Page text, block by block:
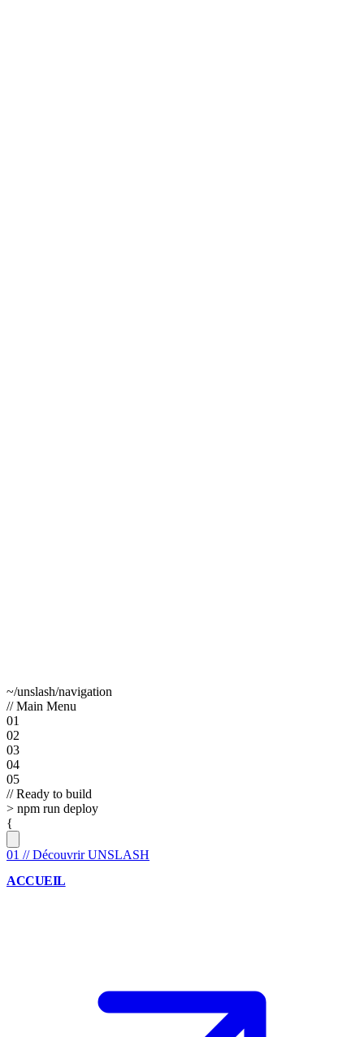
~/unslash/navigation
// Main Menu
01
02
03
04
05
// Ready to build
> npm run deploy
{
01 // Découvrir UNSLASH
ACCUEIL